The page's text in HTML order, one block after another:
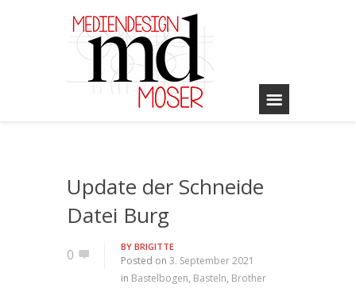
Update der Schneide
Datei Burg
0 BY BRIGITTE
Posted on 3. September 2021
in Bastelbogen, Basteln, Brother